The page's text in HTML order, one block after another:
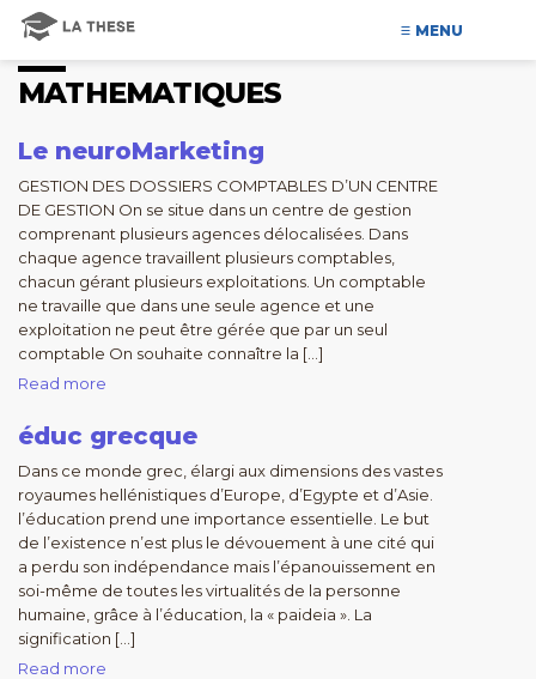
MENU
MATHEMATIQUES
Le neuroMarketing
GESTION DES DOSSIERS COMPTABLES D’UN CENTRE
DE GESTION On se situe dans un centre de gestion
comprenant plusieurs agences délocalisées. Dans
chaque agence travaillent plusieurs comptables,
chacun gérant plusieurs exploitations. Un comptable
ne travaille que dans une seule agence et une
exploitation ne peut être gérée que par un seul
comptable On souhaite connaître la […]
Read more
éduc grecque
Dans ce monde grec, élargi aux dimensions des vastes
royaumes hellénistiques d’Europe, d’Egypte et d’Asie.
l’éducation prend une importance essentielle. Le but
de l’existence n’est plus le dévouement à une cité qui
a perdu son indépendance mais l’épanouissement en
soi-même de toutes les virtualités de la personne
humaine, grâce à l’éducation, la « paideia ». La
signification […]
Read more